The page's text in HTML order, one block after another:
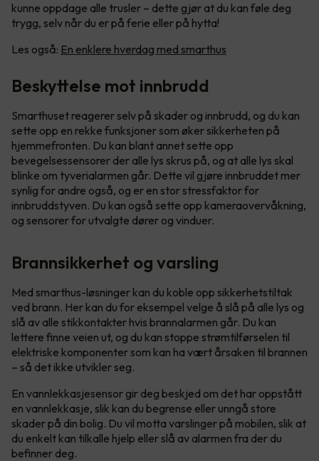
kunne oppdage alle trusler – dette gjør at du kan føle deg
trygg, selv når du er på ferie eller på hytta!
Les også: En enklere hverdag med smarthus
Beskyttelse mot innbrudd
Smarthuset reagerer selv på skader og innbrudd, og du kan
sette opp en rekke funksjoner som øker sikkerheten på
hjemmefronten. Du kan blant annet sette opp
bevegelsessensorer der alle lys skrus på, og at alle lys skal
blinke om tyverialarmen går. Dette vil gjøre innbruddet mer
synlig for andre også, og er en stor stressfaktor for
innbruddstyven. Du kan også sette opp kameraovervåkning,
og sensorer for utvalgte dører og vinduer.
Brannsikkerhet og varsling
Med smarthus-løsninger kan du koble opp sikkerhetstiltak
ved brann. Her kan du for eksempel velge å slå på alle lys og
slå av alle stikkontakter hvis brannalarmen går. Du kan
lettere finne veien ut, og du kan stoppe strømtilførselen til
elektriske komponenter som kan ha vært årsaken til brannen
– så det ikke utvikler seg.
En vannlekkasjesensor gir deg beskjed om det har oppstått
en vannlekkasje, slik kan du begrense eller unngå store
skader på din bolig. Du vil motta varslinger på mobilen, slik at
du enkelt kan tilkalle hjelp eller slå av alarmen fra der du
befinner deg.